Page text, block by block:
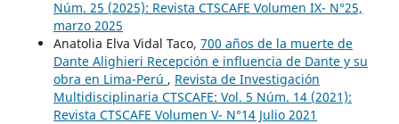
Núm. 25 (2025): Revista CTSCAFE Volumen IX- N°25,
marzo 2025
Anatolia Elva Vidal Taco, 700 años de la muerte de
Dante Alighieri Recepción e influencia de Dante y su
obra en Lima-Perú , Revista de Investigación
Multidisciplinaria CTSCAFE: Vol. 5 Núm. 14 (2021):
Revista CTSCAFE Volumen V- N°14 Julio 2021